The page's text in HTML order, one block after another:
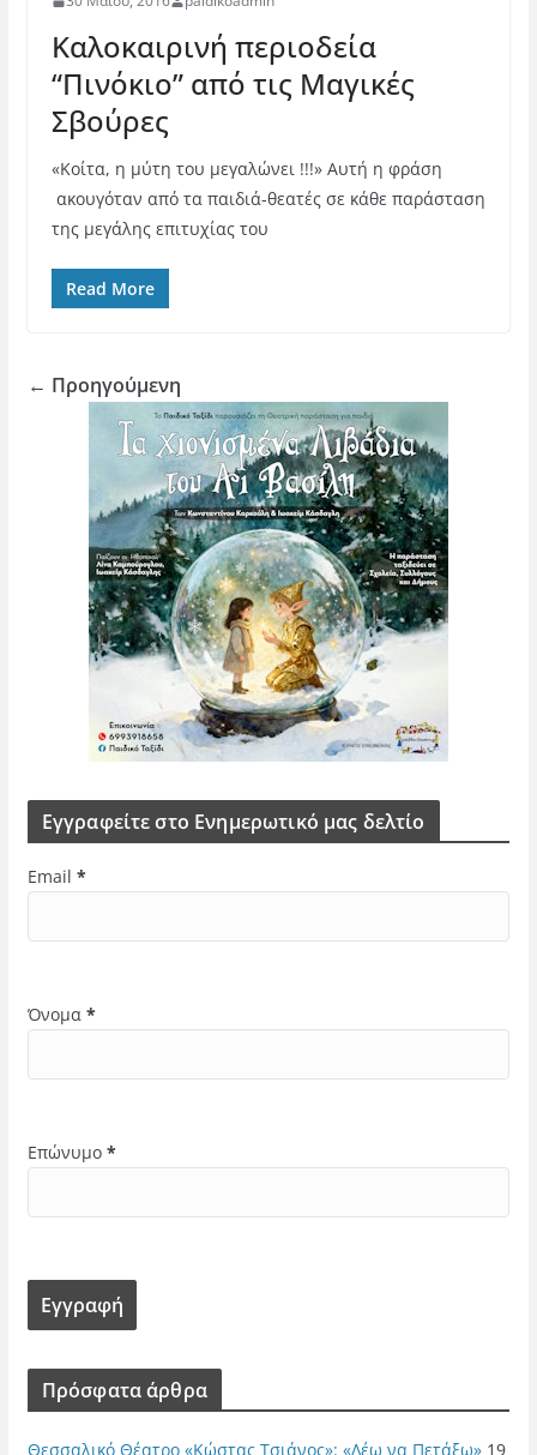
Καλοκαιρινή περιοδεία
“Πινόκιο” από τις Μαγικές
Σβούρες
«Κοίτα, η μύτη του μεγαλώνει !!!» Αυτή η φράση
ακουγόταν από τα παιδιά-θεατές σε κάθε παράσταση
της μεγάλης επιτυχίας του
Read More
← Προηγούμενη
Εγγραφείτε στο Ενημερωτικό μας δελτίο
Email *
Όνομα *
Επώνυμο *
Πρόσφατα άρθρα
Θεσσαλικό Θέατρο «Κώστας Τσιάνος»: «Λέω να Πετάξω» 19